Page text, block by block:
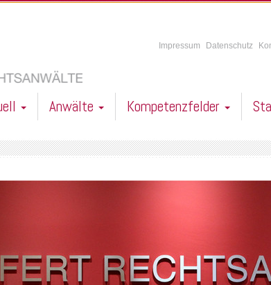
Impressum Datenschutz
Anwälte Kompetenzfelder